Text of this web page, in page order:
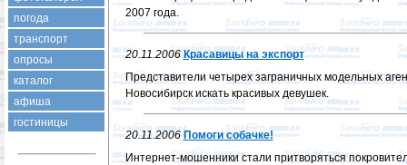
погода
транспорт
опросы
каталог
афиша
гостиницы
2007 года.
20.11.2006 Красавицы на экспорт
Представители четырех заграничных модельных
Новосибирск искать красивых девушек.
20.11.2006 Помоги собачке!
Интернет-мошенники стали притворяться